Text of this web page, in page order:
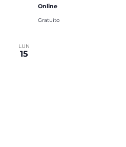
Online
Gratuito
LUN
15